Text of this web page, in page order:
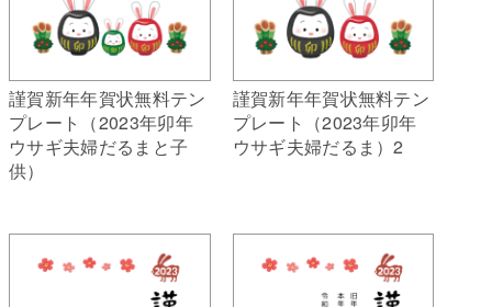
謹賀新年年賀状無料テン
プレート（2023年卯年
ウサギ夫婦だるまと子
供）
謹賀新年年賀状無料テン
プレート（2023年卯年
ウサギ夫婦だるま）2